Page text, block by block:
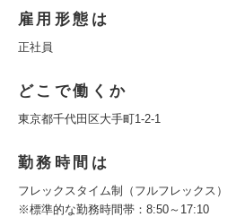
雇用形態は
正社員
どこで働くか
東京都千代田区大手町1-2-1
勤務時間は
フレックスタイム制（フルフレックス）
※標準的な勤務時間帯：8:50～17:10